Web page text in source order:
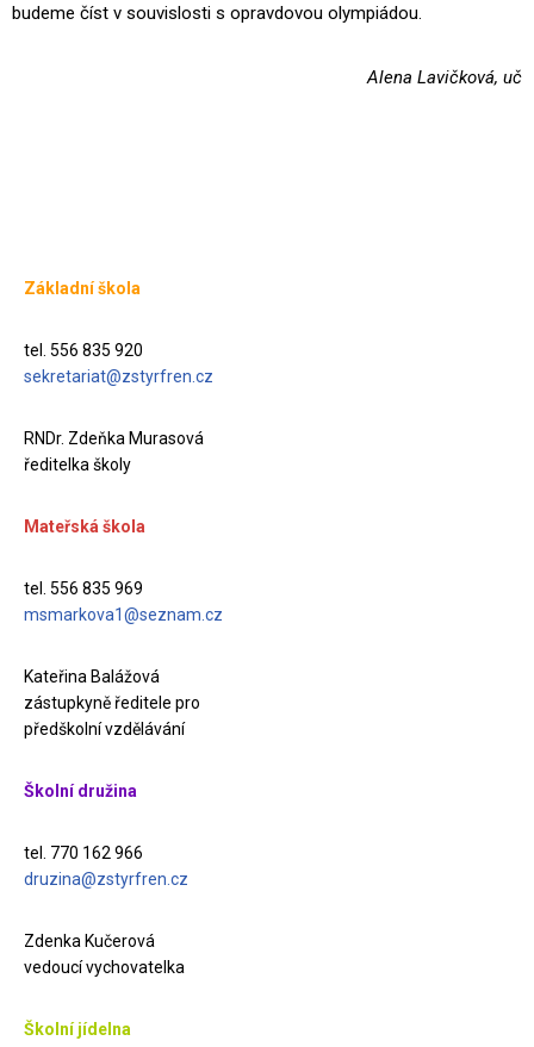
budeme číst v souvislosti s opravdovou olympiádou.
Alena Lavičková, uč
Základní škola
tel. 556 835 920
sekretariat@zstyrfren.cz
RNDr. Zdeňka Murasová
ředitelka školy
Mateřská škola
tel. 556 835 969
msmarkova1@seznam.cz
Kateřina Balážová
zástupkyně ředitele pro
předškolní vzdělávání
Školní družina
tel. 770 162 966
druzina@zstyrfren.cz
Zdenka Kučerová
vedoucí vychovatelka
Školní jídelna